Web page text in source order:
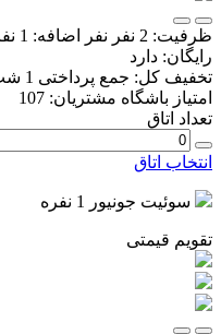
ظرفیت: 2 نفر نفر اضافه: 1 نفر
رایگان: دارد
تخفیف کل: جمع پرداختی 1 شب:
امتیاز باشگاه مشتریان: 107
تعداد اتاق
انتخاب اتاق
سوئیت جونیور 1 نفره
تقویم قیمتی